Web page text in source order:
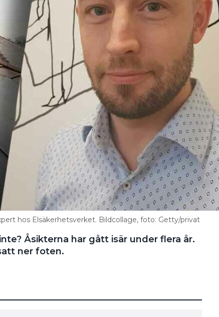
av IT-infrastruktur finns standarden SS-EN
– Potentialutjämning.
jord är det viktigt att inte välja
är reserverad för olika skyddsledare.
bra med till exempel rosa eller litterat FE. För
standardiserad färgmärkning, men litterat FB
hos Elsäkerhetsverket. Bildcollage, foto: Getty/privat
Åsikterna har gått isär under flera år.
ner foten.